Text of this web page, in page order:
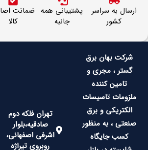
ارسال به سراسر
کشور
پشتیبانی همه
جانبه
ضمانت اصالت
کالا
شرکت بهان برق
گستر ، مجری و
تامین کننده
ملزومات تاسیسات
الکتریکی و برق
صنعتی ، به منظور
کسب جایگاه
تهران فلکه دوم
صادقیه،بلوار
اشرفی اصفهانی،
روبروی تیراژه